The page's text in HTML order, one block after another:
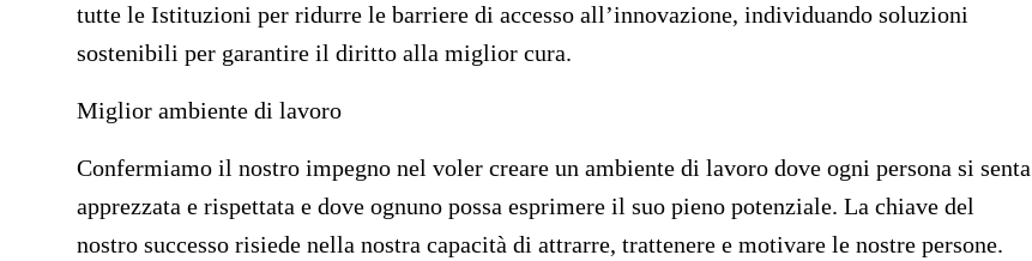
tutte le Istituzioni per ridurre le barriere di accesso all’innovazione, individuando soluzioni
sostenibili per garantire il diritto alla miglior cura.
Miglior ambiente di lavoro
Confermiamo il nostro impegno nel voler creare un ambiente di lavoro dove ogni persona si senta
apprezzata e rispettata e dove ognuno possa esprimere il suo pieno potenziale. La chiave del
nostro successo risiede nella nostra capacità di attrarre, trattenere e motivare le nostre persone.